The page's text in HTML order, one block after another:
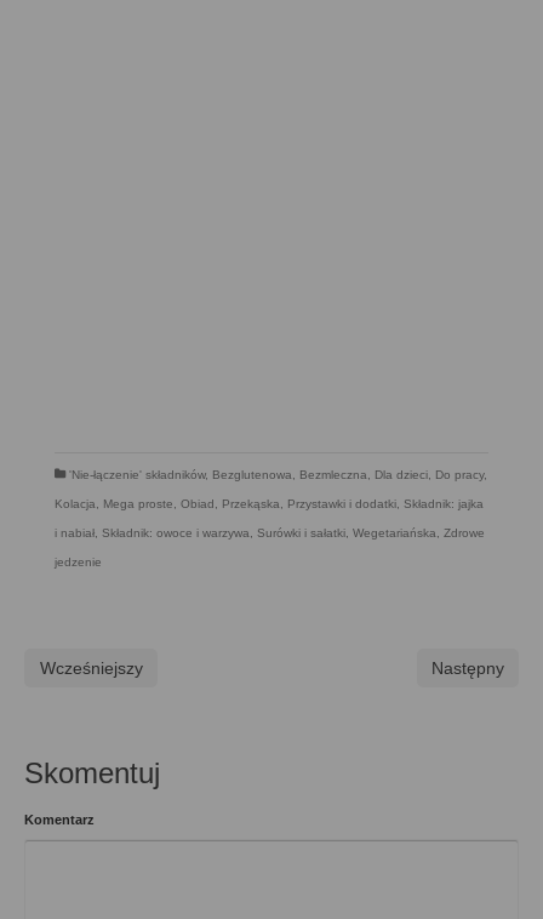
'Nie-łączenie' składników, Bezglutenowa Bezmleczna Dla dzieci Do pracy,
Kolacja Mega proste Obiad Przekąska Przystawki i dodatki Składnik: jajka
i nabiał Składnik: owoce i warzywa Surówki i sałatki Wegetariańska Zdrowe
jedzenie
Wcześniejszy Następny
Skomentuj
Komentarz